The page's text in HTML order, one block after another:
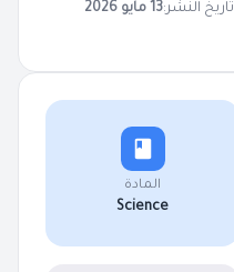
تاريخ النشر:13 مايو 2026
المادة
Science